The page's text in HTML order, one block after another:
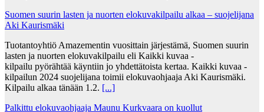
Suomen suurin lasten ja nuorten elokuvakilpailu alkaa – suojelijana
Aki Kaurismäki
Tuotantoyhtiö Amazementin vuosittain järjestämä, Suomen suurin
lasten ja nuorten elokuvakilpailu eli Kaikki kuvaa -
kilpailu pyörähtää käyntiin jo yhdettätoista kertaa. Kaikki kuvaa -
kilpailun 2024 suojelijana toimii elokuvaohjaaja Aki Kaurismäki.
Kilpailu alkaa tänään 1.2. [...]
Palkittu elokuvaohjaaja Maunu Kurkvaara on kuollut